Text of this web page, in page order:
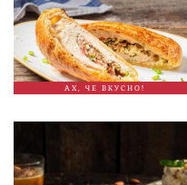
АХ, ЧЕ ВКУСНО!